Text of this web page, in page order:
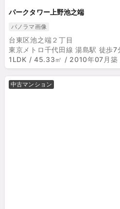
パークタワー上野池之端
パノラマ画像
台東区池之端２丁目
東京メトロ千代田線 湯島駅 徒歩7
1LDK / 45.33㎡ / 2010年07月
中古マンション